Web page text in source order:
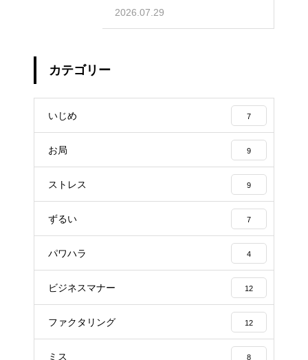
関係を築くためのステップ
2026.07.29
カテゴリー
いじめ 7
お局 9
ストレス 9
ずるい 7
パワハラ 4
ビジネスマナー 12
ファクタリング 12
ミス 8